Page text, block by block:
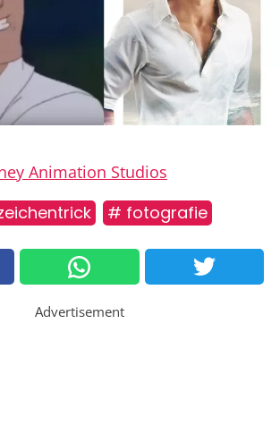
Animation Studios
# fotografie
Advertisement